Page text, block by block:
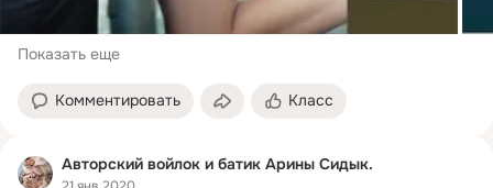
Показать еще
Комментировать Класс
Авторский войлок и батик Арины Сидык.